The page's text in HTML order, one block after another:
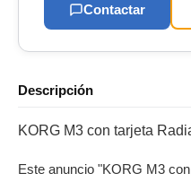
Contactar
Descripción
KORG M3 con tarjeta
Este anuncio "KORG M3